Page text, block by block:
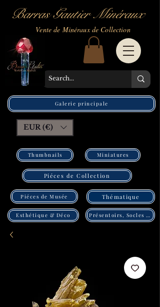
Vente de Minéraux de Collection
Barras Gautier Minéraux
Thumbnails
Piéces de Collection
Piéces de Musée
Miniatures
Galerie principale
Thématique
Esthétique & Déco
EUR (€)